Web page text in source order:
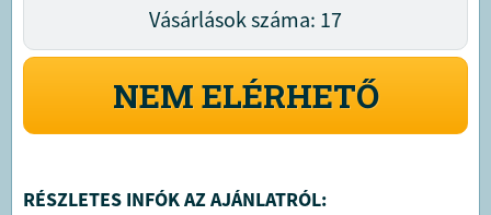
Vásárlások száma: 17
NEM ELÉRHETŐ
RÉSZLETES INFÓK AZ AJÁNLATRÓL: